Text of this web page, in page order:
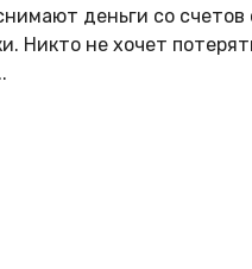
деньги со счетов
Никто не хочет